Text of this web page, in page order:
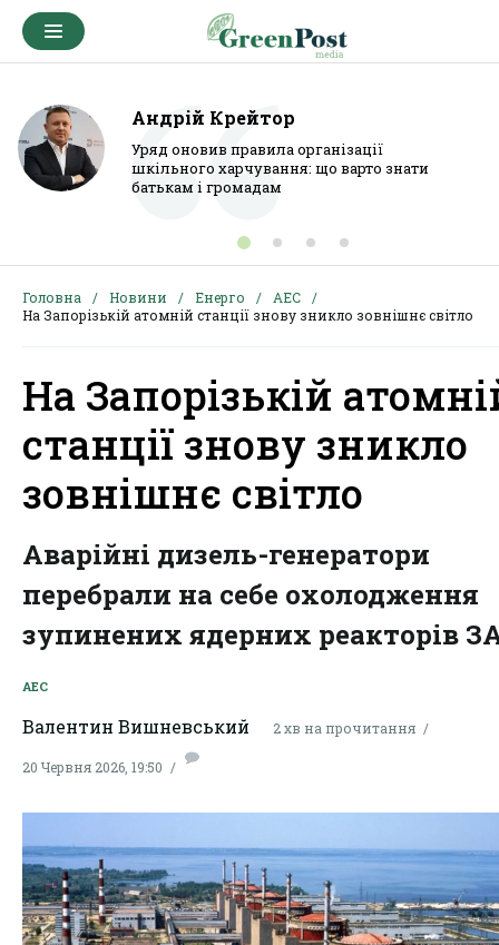
Андрій Крейтор
Уряд оновив правила організації
шкільного харчування: що варто знати
батькам і громадам
Головна Новини Енерго
АЕС
На Запорізькій атомній станції знову зникло зовнішнє світло
На Запорізькій
станції знову зникло
зовнішнє світло
Аварійні дизель-генератори
перебрали на себе охолодження
зупинених ядерних реакторів
АЕС
Валентин Вишневський 2 хв на прочитання
20 Червня 2026, 19:50